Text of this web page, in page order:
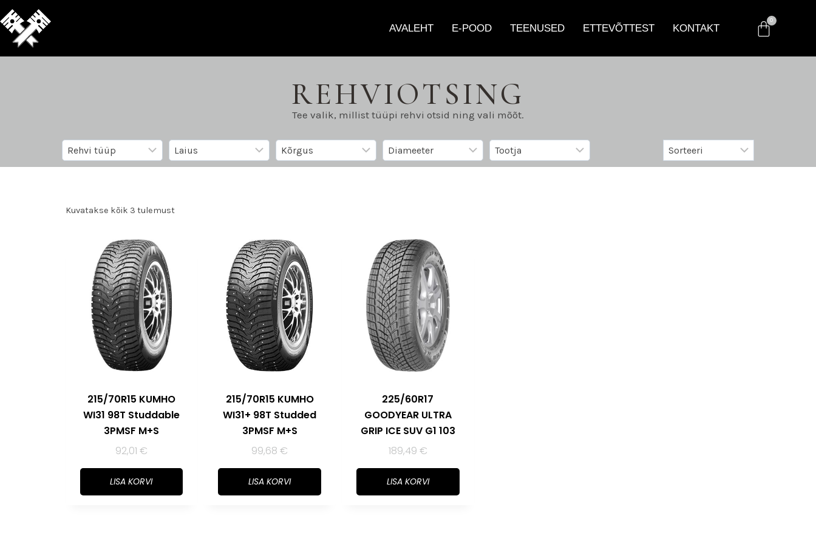
AVALEHT E-POOD TEENUSED ETTEVÕTTEST KONTAKT
REHVIOTSING
Tee valik, millist tüüpi rehvi otsid ning vali mõõt.
Kuvatakse kõik 3 tulemust
215/70R15 KUMHO
WI31 98T Studdable
3PMSF M+S
92,01 €
LISA KORVI
215/70R15 KUMHO
WI31+ 98T Studded
3PMSF M+S
99,68€
LISA KORVI
225/60R17
GOODYEAR ULTRA
GRIP ICE SUV G1 103
189,49 €
LISA KORVI